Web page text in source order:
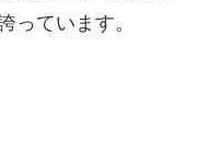
っています。